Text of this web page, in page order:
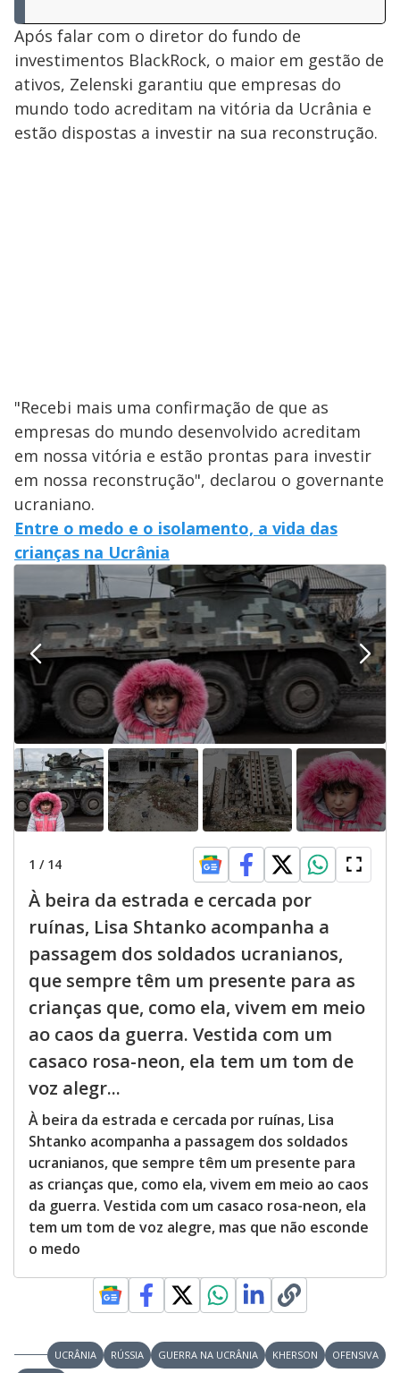
Após falar com o diretor do fundo de
investimentos BlackRock, o maior em gestão de
ativos, Zelenski garantiu que empresas do
mundo todo acreditam na vitória da Ucrânia e
estão dispostas a investir na sua reconstrução.
"Recebi mais uma confirmação de que as
empresas do mundo desenvolvido acreditam
em nossa vitória e estão prontas para investir
em nossa reconstrução", declarou o governante
ucraniano.
Entre o medo e o isolamento, a vida das
crianças na Ucrânia
1 / 14
À beira da estrada e cercada por
ruínas, Lisa Shtanko acompanha a
passagem dos soldados ucranianos,
que sempre têm um presente para as
crianças que, como ela, vivem em meio
ao caos da guerra. Vestida com um
casaco rosa-neon, ela tem um tom de
voz alegr...
À beira da estrada e cercada por ruínas, Lisa
Shtanko acompanha a passagem dos soldados
ucranianos, que sempre têm um presente para
as crianças que, como ela, vivem em meio ao caos
da guerra. Vestida com um casaco rosa-neon, ela
tem um tom de voz alegre, mas que não esconde
o medo
UCRÂNIA RÚSSIA GUERRA NA UCRÂNIA KHERSON
OFENSIVA